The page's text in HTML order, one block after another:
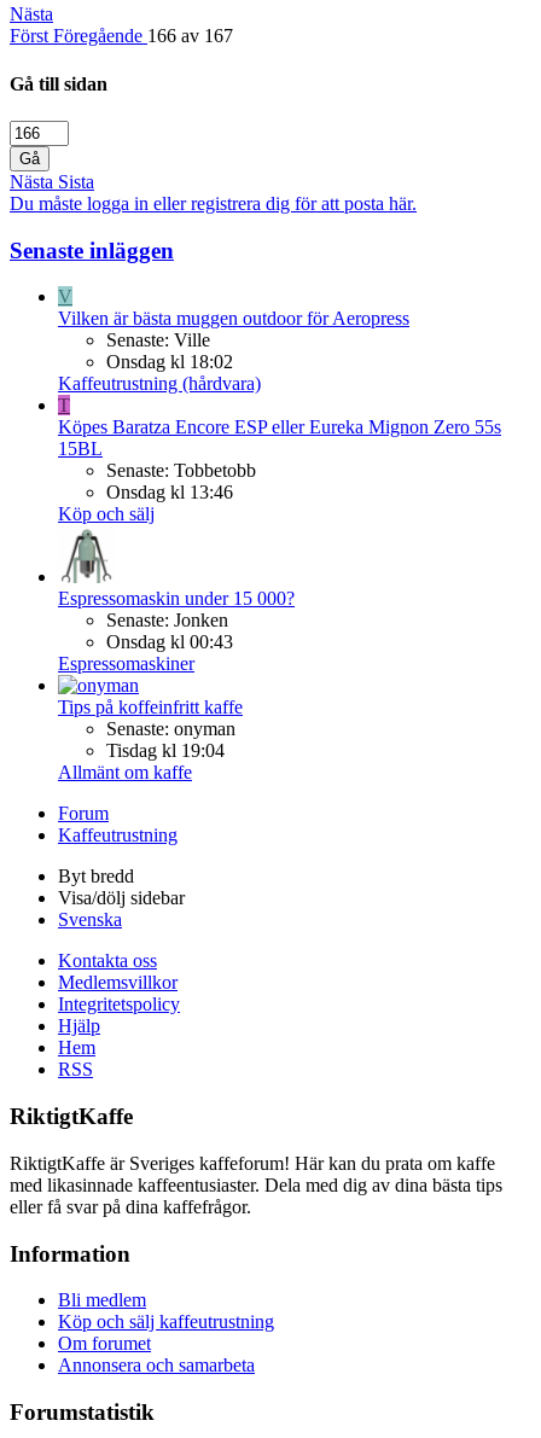
Nästa
Först Föregående 166 av 167
Gå till sidan
Gå
Nästa Sista
Du måste logga in eller registrera dig för att posta här.
Senaste inläggen
V
Vilken är bästa muggen outdoor för Aeropress
Senaste: Ville
Onsdag kl 18:02
Kaffeutrustning (hårdvara)
T
Köpes Baratza Encore ESP eller Eureka Mignon Zero 55s
15BL
Senaste: Tobbetobb
Onsdag kl 13:46
Köp och sälj
Espressomaskin under 15 000?
Senaste: Jonken
Onsdag kl 00:43
Espressomaskiner
Tips på koffeinfritt kaffe
Senaste: onyman
Tisdag kl 19:04
Allmänt om kaffe
Forum
Kaffeutrustning
Byt bredd
Visa/dölj sidebar
Svenska
Kontakta oss
Medlemsvillkor
Integritetspolicy
Hjälp
Hem
RSS
RiktigtKaffe
RiktigtKaffe är Sveriges kaffeforum! Här kan du prata om kaffe
med likasinnade kaffeentusiaster. Dela med dig av dina bästa tips
eller få svar på dina kaffefrågor.
Information
Bli medlem
Köp och sälj kaffeutrustning
Om forumet
Annonsera och samarbeta
Forumstatistik